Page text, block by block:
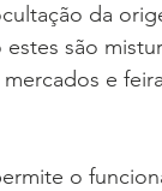
da
são
mercados e
o